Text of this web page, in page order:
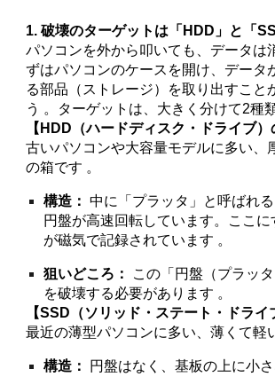
1. 破壊のターゲットは「HDD」と「
パソコンを外から叩いても、データは
ずはパソコンのケースを開け、データ
る部品（ストレージ）を取り出すこと
う 。ターゲットは、大きく分けて2種
【HDD（ハードディスク・ドライブ）
古いパソコンや大容量モデルに多い、
の箱です 。
構造： 中に「プラッタ」と呼ばれ
円盤が高速回転しています。ここに
が磁気で記録されています 。
狙いどころ：
この「円盤（プラッ
を破壊する必要があります 。
【SSD（ソリッド・ステート・ドライ
最近の薄型パソコンに多い、薄くて軽
構造：
円盤はなく、基板の上に小